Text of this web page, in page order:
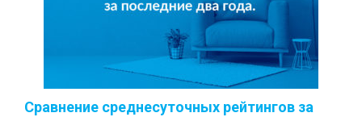
Сравнение среднесуточных рейтингов за